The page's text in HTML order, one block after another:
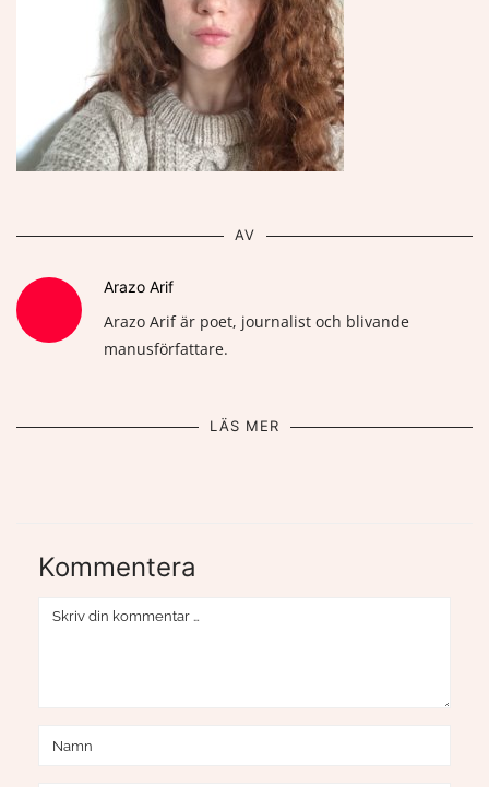
AV
Arazo Arif
Arazo Arif är poet, journalist och blivande
manusförfattare.
LÄS MER
Kommentera